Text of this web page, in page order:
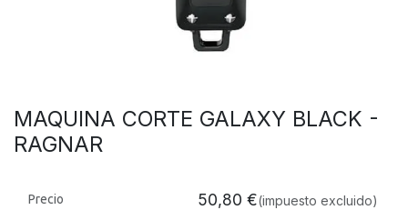
MAQUINA CORTE GALAXY BLACK -
RAGNAR
Precio 50,80 €(impuesto excluido)